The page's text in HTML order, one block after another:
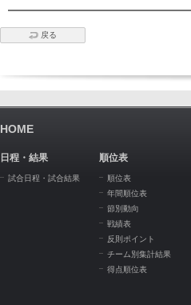
戻る
HOME
日程・結果
試合日程・試合結果
順位表
順位表
年間順位表
節別動向
戦績表
反則ポイント
チーム別集計結果
得点順位表